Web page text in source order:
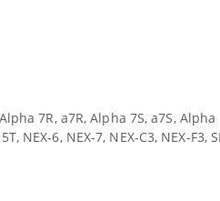
7R, a7R, Alpha 7S, a7S, Alpha
5T, NEX‐6, NEX‐7, NEX‐C3, NEX‐F3,